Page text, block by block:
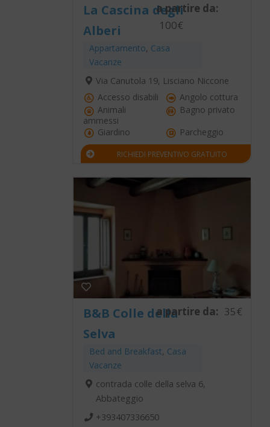
La Cascina degli
Alberi
Appartamento, Casa
Vacanze
a partire da:
100€
Via Canutola 19, Lisciano Niccone
Accesso disabili
Angolo cottura
Animali
ammessi
Bagno privato
Giardino
Parcheggio
RICHIEDI PREVENTIVO GRATUITO
B&B Colle della
Selva
Bed and Breakfast, Casa
Vacanze
a partire da: 35€
contrada colle della selva 6,
Abbateggio
+393407336650